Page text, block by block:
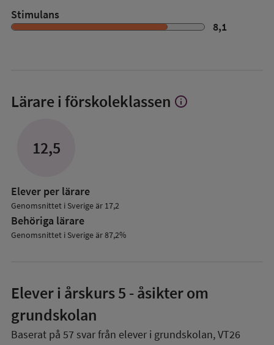
Stimulans
8,1
Lärare i förskoleklassen Visa
info
12,5
Elever per lärare
Genomsnittet i Sverige är 17,2
Behöriga lärare
Genomsnittet i Sverige är 87,2%
Elever i årskurs 5 - åsikter om
grundskolan
Baserat på 57 svar från elever i grundskolan,VT26